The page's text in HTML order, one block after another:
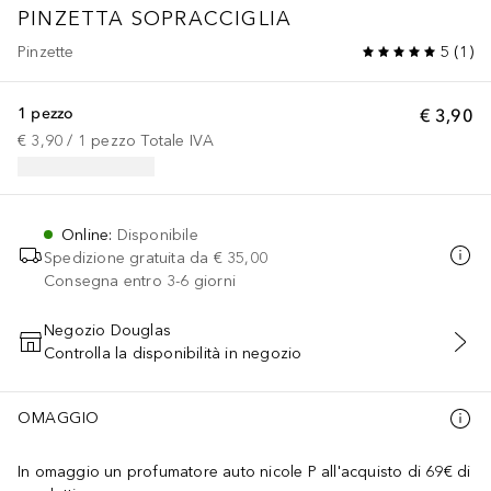
PINZETTA SOPRACCIGLIA
Pinzette 5 (1 )
€ 3,90
1 pezzo
€ 3,90 / 1 pezzo Totale IVA
Online: Disponibile
Spedizione gratuita da € 35,00
Consegna entro 3-6 giorni
AGGIUNGI AL CARRELLO
Negozio Douglas
Controlla la disponibilità in negozio
OMAGGIO
In omaggio un profumatore auto nicole P all'acquisto di 69€ di